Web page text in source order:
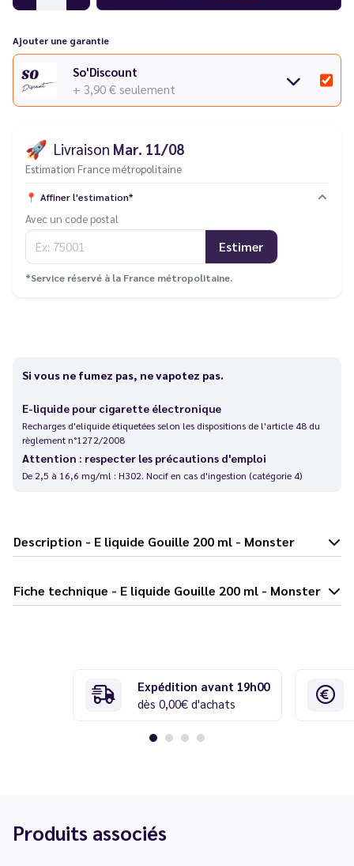
Ajouter une garantie
So'Discount
+ 3,90 € seulement
🚀 Livraison Mar. 11/08
Estimation France métropolitaine
📍 Affiner l'estimation*
Avec un code postal
Estimer
*Service réservé à la France métropolitaine.
Si vous ne fumez pas, ne vapotez pas.
E-liquide pour cigarette électronique
Recharges d'eliquide étiquetées selon les dispositions de l'article 48 du
règlement n°1272/2008
Attention : respecter les précautions d'emploi
De 2,5 à 16,6 mg/ml : H302. Nocif en cas d'ingestion (catégorie 4)
Description - E liquide Gouille 200 ml - Monster
Fiche technique - E liquide Gouille 200 ml - Monster
Expédition avant 19h00
dès 0,00€ d'achats
Produits associés